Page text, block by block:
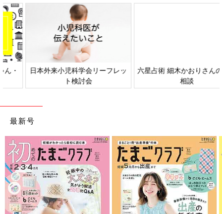
日本外来小児科学会リーフレッ
ト検討会
六星占術 細木かおりさんの人生
最新号